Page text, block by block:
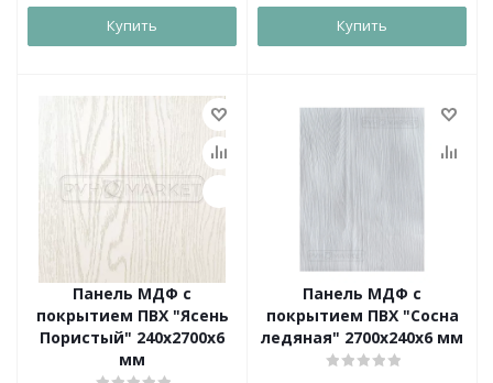
Купить Купить
Панель МДФ с
покрытием ПВХ "Ясень
Пористый" 240х2700х6
мм
Панель МДФ с
покрытием ПВХ "Сосна
ледяная" 2700х240х6 мм